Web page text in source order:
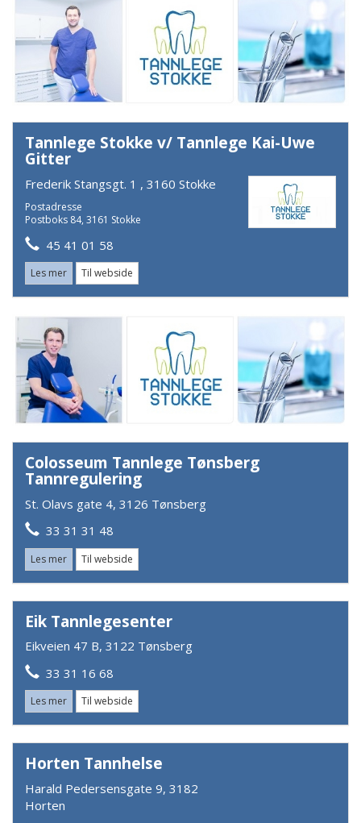
Tannlege Stokke v/ Tannlege Kai-Uwe
Gitter
Frederik Stangsgt. 1 , 3160 Stokke
Postadresse
Postboks 84, 3161 Stokke
45 41 01 58
Les mer Til webside
Colosseum Tannlege Tønsberg
Tannregulering
St. Olavs gate 4, 3126 Tønsberg
33 31 31 48
Les mer Til webside
Eik Tannlegesenter
Eikveien 47 B, 3122 Tønsberg
33 31 16 68
Les mer Til webside
Horten Tannhelse
Harald Pedersensgate 9, 3182
Horten